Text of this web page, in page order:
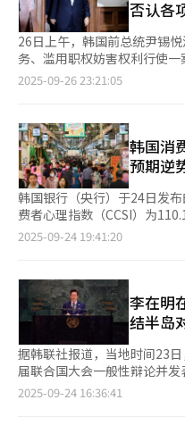
否认各
26日上午，韩国前总统尹锡
务、滥用职权妨害权利行使
审，尹锡悦方面否认所有指控。 这是尹锡悦时隔85天再次出庭
白面容消瘦，胸前佩戴
至法院途中，尹锡悦佩戴手
除。 法庭允许媒体在案件审理开始之前限时拍摄，时长约1分钟，
并允许转播当天的审理过程，
线。此前，前总统朴槿惠、
审理过程被转播尚属首次。 独立检察组在陈述环节阐述了对尹锡
悦的指控，包括妨碍高级公职
紧急戒严前，侵犯9名国务委
对调查指示删除前国军防谍司
录。 尹锡悦在法庭上方面全盘否认各项指控。独检组请求法院对
此案进行集中审理以加快审
在6个月内结束，因此计划每
周二增加一次。
2025-09-26 23:21:05
韩国消
预期逆
韩国银行（央行）于24日发
费者心理指数（CCSI）为
点。受美国关税政策及国内建
12.5个百分点，之后呈持续波
连续五个月保持上升，而9月
综合当前生活状况、生活前
望、当前经济状况判断及未
数以100为基准线，高于100
（2003年至2024年）更为乐观，低于
成消费者心理指数的六项指标
降幅最为明显，当前经济判断
2025-09-24 19:41:20
李在明
结半岛
据韩联社报道，当地时间23
届联合国大会一般性辩论并
诺将为结束韩半岛冷战、实现世界和
2025-09-24 16:36:41